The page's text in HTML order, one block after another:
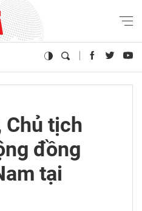
Chủ tịch
đồng
tại